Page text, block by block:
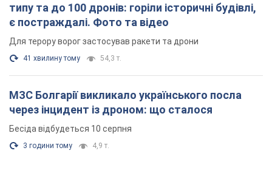
типу та до 100 дронів: горіли історичні будівлі,
є постраждалі. Фото та відео
Для терору ворог застосував ракети та дрони
41 хвилину тому 54,3 т.
МЗС Болгарії викликало українського посла
через інцидент із дроном: що сталося
Бесіда відбудеться 10 серпня
3 години тому 4,9 т.